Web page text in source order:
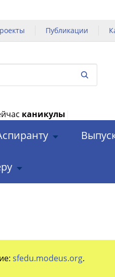
Публикации
каникулы
sfedu.modeus.org.